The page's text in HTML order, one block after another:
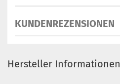
KUNDENREZENSIONEN
Hersteller Informationen